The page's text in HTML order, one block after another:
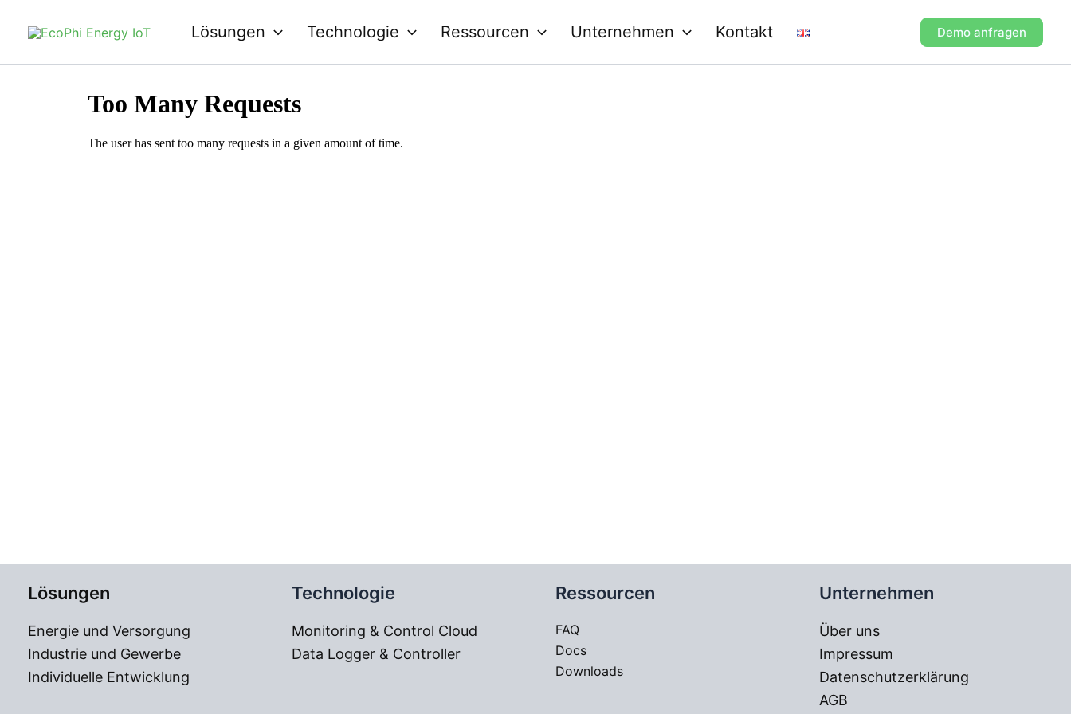
Inhalt
Lösungen Technologie Ressourcen Unternehmen Kontakt Demo anfragen
Lösungen
Energie und Versorgung
Industrie und Gewerbe
Individuelle Entwicklung
Technologie
Monitoring & Control Cloud
Data Logger & Controller
Ressourcen
FAQ
Docs
Downloads
Unternehmen
Über uns
Impressum
Datenschutzerklärung
AGB